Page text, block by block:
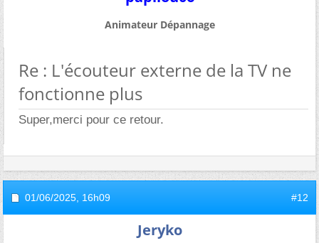
Animateur Dépannage
Re : L'écouteur externe de la TV ne
fonctionne plus
Super,merci pour ce retour.
01/06/2025, 16h09 #12
Jeryko